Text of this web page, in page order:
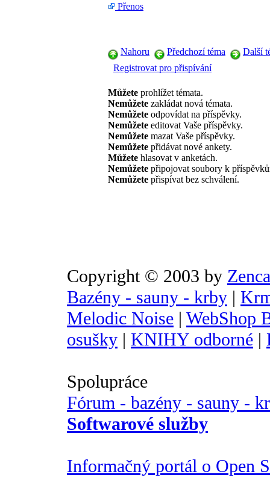
Přenos
Nahoru Předchozí téma
Další
Registrovat pro přispívání
Můžete prohlížet témata.
Nemůžete zakládat nová témata.
Nemůžete odpovídat na příspěvky.
Nemůžete editovat Vaše příspěvky.
Nemůžete mazat Vaše příspěvky.
Nemůžete přidávat nové ankety.
Můžete hlasovat v anketách.
Nemůžete připojovat soubory k
Nemůžete přispívat bez schválení.
Copyright © 2003 by
Bazény - sauny - krby |
Melodic Noise | WebShop
osušky | KNIHY odborné |
Spolupráce
Fórum - bazény - sauny -
Softwarové služby
Informačný portál o Open